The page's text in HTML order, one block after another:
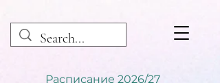
Расписание 2026/27